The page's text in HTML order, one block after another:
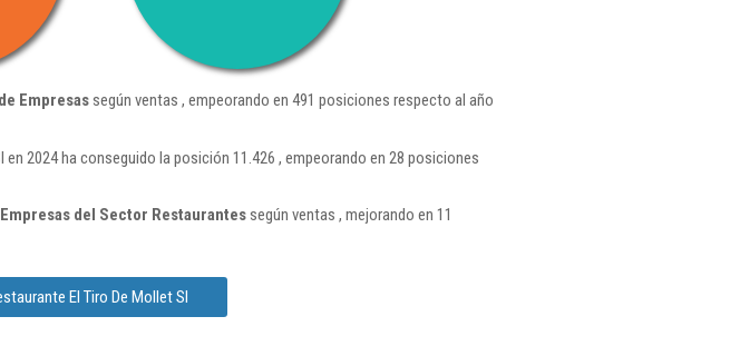
Empresassegún ventas , empeorando en 491 posiciones respecto al año
2024 ha conseguido la posición 11.426 , empeorando en 28 posiciones
del Sector Restaurantessegún ventas , mejorando en 11
El Tiro De Mollet Sl